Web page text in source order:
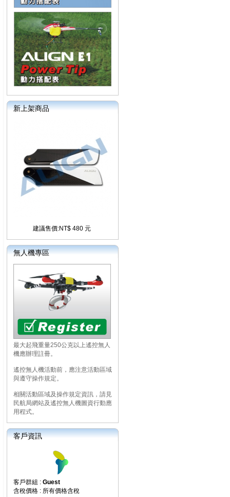
新上架商品
建議售價:NT$ 480 元
無人機專區
最大起飛重量250公克以上遙控無人
機應辦理註冊。
遙控無人機活動前，應注意活動區域
與遵守操作規定。
相關活動區域及操作規定資訊，請見
民航局網站及遙控無人機圖資行動應
用程式。
客戶資訊
客戶群組 : Guest
含稅價格 : 所有價格含稅